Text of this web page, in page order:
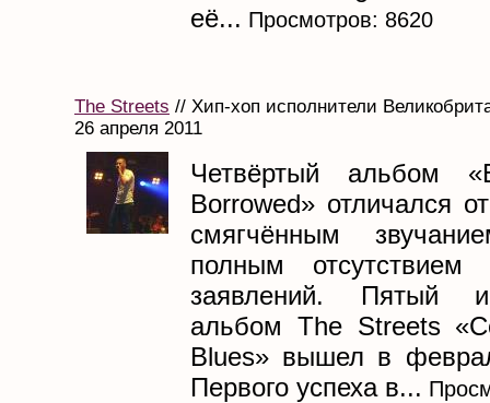
её... Просмотров: 8620
The Streets // Хип-хоп исполнители
26 апреля 2011
Четвёртый альбом
Borrowed» отличался
смягчённым
полным отсутствием
заявлений. Пятый
альбом The Streets
Blues» вышел в
Первого успеха в...